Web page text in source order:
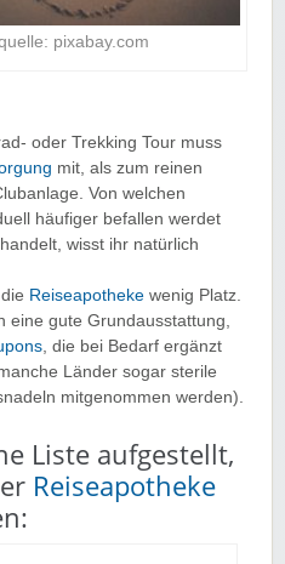
pixabay.com
oder Trekking Tour muss
mit, als zum reinen
Von welchen
häufiger befallen werdet
wisst ihr natürlich
Reiseapotheke wenig Platz.
eine gute Grundausstattung,
, die bei Bedarf ergänzt
Länder sogar sterile
mitgenommen werden).
Liste aufgestellt,
Reiseapotheke